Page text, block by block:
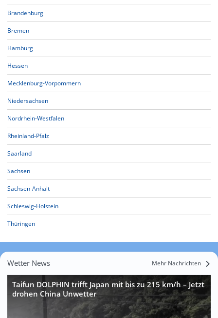
Brandenburg
Bremen
Hamburg
Hessen
Mecklenburg-Vorpommern
Niedersachsen
Nordrhein-Westfalen
Rheinland-Pfalz
Saarland
Sachsen
Sachsen-Anhalt
Schleswig-Holstein
Thüringen
Wetter News Mehr Nachrichten
Taifun DOLPHIN trifft Japan mit bis zu 215 km/h – Jetzt
drohen China Unwetter